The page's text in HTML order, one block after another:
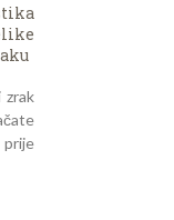
zrak
prije